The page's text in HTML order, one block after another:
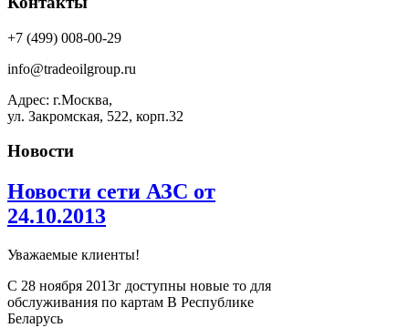
+7 (499) 008-00-29
info@tradeoilgroup.ru
Адрес: г.Москва,
ул. Закромская, 522, корп.32
Новости
Новости сети АЗС от
24.10.2013
Уважаемые клиенты!
С 28 ноября 2013г доступны новые то для
обслуживания по картам В Республике
Беларусь